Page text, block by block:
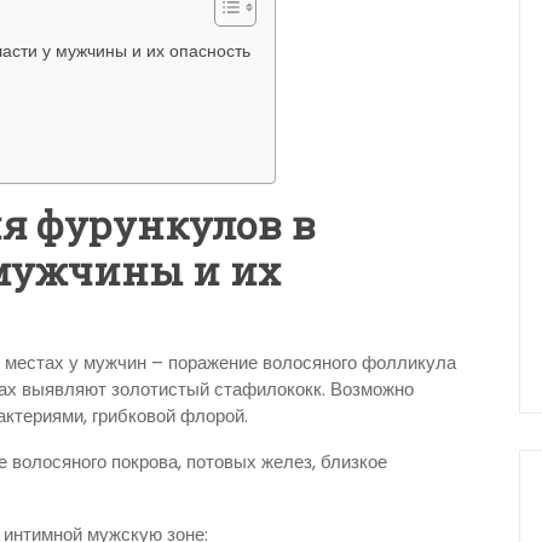
у мужчины и их опасность
фурункулов в
и их
у мужчин – поражение волосяного фолликула
выявляют золотистый стафилококк. Возможно
грибковой флорой.
покрова, потовых желез, близкое
мужскую зоне: